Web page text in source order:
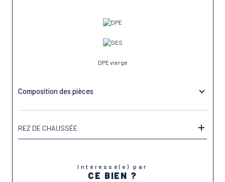
DPE vierge
Composition des pièces
REZ DE CHAUSSÉE
Intéressé(e) par
CE BIEN ?